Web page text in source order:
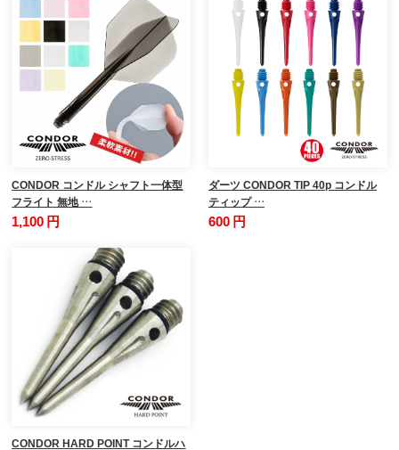
CONDOR コンドル シャフト一体型
フライト 無地 …
1,100 円
ダーツ CONDOR TIP 40p コンドル
ティップ …
600 円
CONDOR HARD POINT コンドルハ